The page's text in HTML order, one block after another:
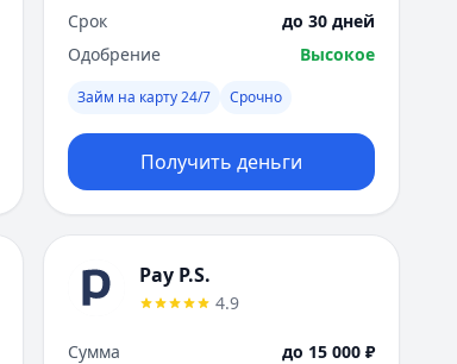
Срок
до 30 дней
Одобрение
Высокое
Займ на карту 24/7 Срочно
Получить деньги
Pay P.S.
4.9
Сумма
до 15 000 ₽